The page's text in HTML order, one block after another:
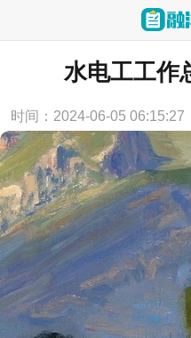
当前位置： 首
水电工工作
时间：2024-06-05 06:15:27